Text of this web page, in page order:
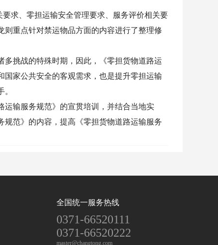
求、零担运输安全管理要求、服务评价相关要
重点针对禁运物品方面的内容进行了整理修
挑战的特殊时期，因此，《零担货物道路运
家公共安全的客观需求，也是提升零担运输
输服务规范》的宣贯培训，并结合当地实
范》的内容，提高《零担货物道路运输服务
全国统一服务热线
0371-66520111
0371-66520222
master@changtong.com